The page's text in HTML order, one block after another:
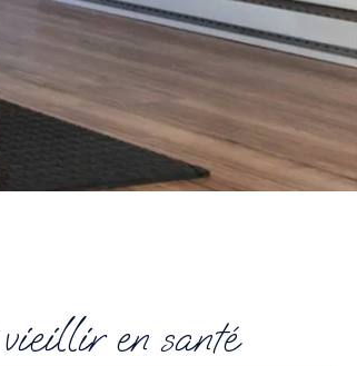
en santé